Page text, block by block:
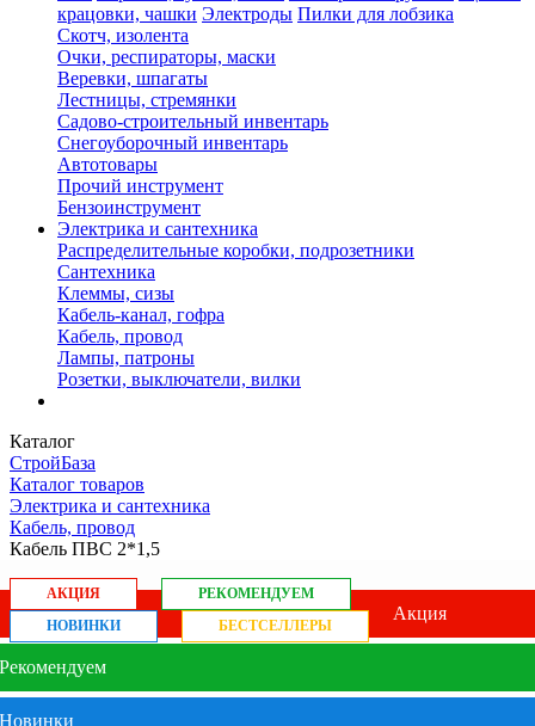
крацовки, чашки Электроды Пилки для лобзика
Скотч, изолента
Очки, респираторы, маски
Веревки, шпагаты
Лестницы, стремянки
Садово-строительный инвентарь
Снегоуборочный инвентарь
Автотовары
Прочий инструмент
Бензоинструмент
Электрика и сантехника
Распределительные коробки, подрозетники
Сантехника
Клеммы, сизы
Кабель-канал, гофра
Кабель, провод
Лампы, патроны
Розетки, выключатели, вилки
Каталог
СтройБаза
Каталог товаров
Электрика и сантехника
Кабель, провод
Кабель ПВС 2*1,5
АКЦИЯ
РЕКОМЕНДУЕМ
НОВИНКИ
БЕСТСЕЛЛЕРЫ
Акция
Рекомендуем
Новинки